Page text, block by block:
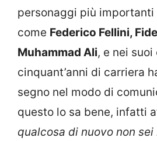
personaggi più importanti
come Federico Fellini,
Muhammad Ali, e nei suoi
cinquant’anni di carriera
segno nel modo di
questo lo sa bene, infatti
qualcosa di nuovo non